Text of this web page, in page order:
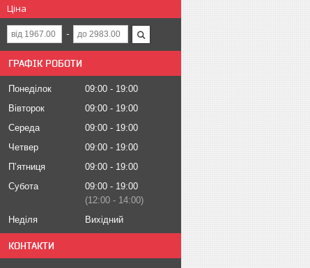
Ціна
ГРАФІК РОБОТИ
Понеділок 09:00
19:00
Вівторок
09:00
19:00
Середа
09:00
19:00
Четвер
09:00
19:00
Пʼятниця
09:00
19:00
Субота
09:00
19:00
12:00
14:00
Неділя
Вихідний
КОНТАКТИ